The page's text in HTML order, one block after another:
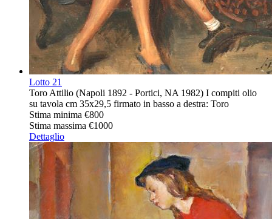
Lotto 21
Toro Attilio (Napoli 1892 - Portici, NA 1982) I compiti olio
su tavola cm 35x29,5 firmato in basso a destra: Toro
Stima minima €800
Stima massima €1000
Dettaglio